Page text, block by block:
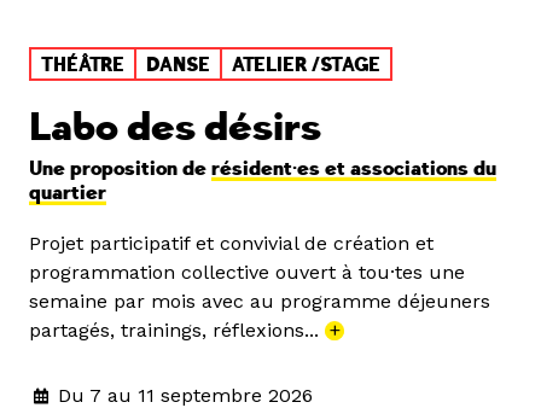
THÉÂTRE DANSE ATELIER /STAGE
Labo des désirs
Une proposition de résident·es et associations du
quartier
Projet participatif et convivial de création et
programmation collective ouvert à tou·tes une
semaine par mois avec au programme déjeuners
partagés, trainings, réflexions... +
Du 7 au 11 septembre 2026